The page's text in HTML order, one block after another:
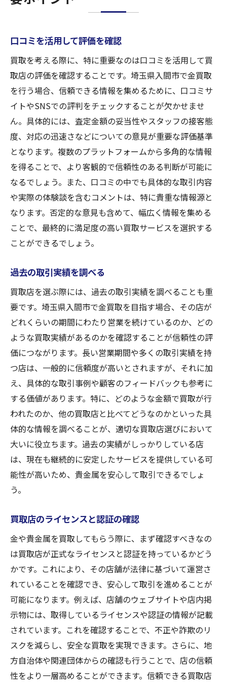
口コミを活用して評価を確認
買取を考える際に、特に重要なのは口コミを活用して買
取店の評価を確認することです。埼玉県入間市で金買取
を行う場合、信頼できる情報を集めるために、口コミサ
イトやSNSでの評判をチェックすることが欠かせませ
ん。具体的には、査定金額の妥当性やスタッフの接客態
度、対応の迅速さなどについての意見が重要な評価基準
となります。複数のプラットフォームから多角的な情報
を得ることで、より客観的で信頼性のある判断が可能に
なるでしょう。また、口コミの中でも具体的な取引内容
や実際の体験談を含むコメントは、特に貴重な情報源と
なります。否定的な意見も含めて、幅広く情報を集める
ことで、最終的に満足度の高い買取サービスを選択する
ことができるでしょう。
過去の取引実績を調べる
買取店を選ぶ際には、過去の取引実績を調べることも重
要です。埼玉県入間市で金買取を目指す場合、その店が
どれくらいの期間にわたり営業を続けているのか、どの
ような買取実績があるのかを確認することが信頼性の評
価につながります。長い営業期間や多くの取引実績を持
つ店は、一般的に信頼度が高いとされますが、それに加
え、具体的な取引事例や顧客のフィードバックも参考に
する価値があります。特に、どのような金額で買取が行
われたのか、他の買取店と比べてどうなのかといった具
体的な情報を調べることが、適切な買取店選びにおいて
大いに役立ちます。過去の実績がしっかりしている店
は、現在も継続的に安定したサービスを提供している可
能性が高いため、貴金属を安心して取引できるでしょ
う。
買取店のライセンスと認証の確認
金や貴金属を買取してもらう際に、まず確認すべきなの
は買取店が正式なライセンスと認証を持っているかどう
かです。これにより、その店舗が法律に基づいて運営さ
れていることを確認でき、安心して取引を進めることが
可能になります。例えば、店舗のウェブサイトや店内掲
示物には、取得しているライセンスや認証の情報が記載
されています。これを確認することで、不正や詐欺のリ
スクを減らし、安全な買取を実現できます。さらに、地
方自治体や関連団体からの確認も行うことで、店の信頼
性をより一層高めることができます。信頼できる買取店